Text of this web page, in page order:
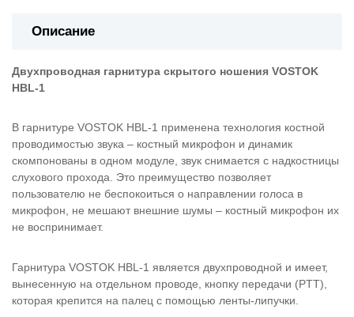
Описание
Двухпроводная гарнитура скрытого ношения VOSTOK
HBL-1
В гарнитуре VOSTOK HBL-1 применена технология костной
проводимостью звука – костный микрофон и динамик
скомпонованы в одном модуле, звук снимается с надкостницы
слухового прохода. Это преимущество позволяет
пользователю не беспокоиться о направлении голоса в
микрофон, не мешают внешние шумы – костный микрофон их
не воспринимает.
Гарнитура VOSTOK HBL-1 является двухпроводной и имеет,
вынесенную на отдельном проводе, кнопку передачи (PTT),
которая крепится на палец с помощью ленты-липучки.